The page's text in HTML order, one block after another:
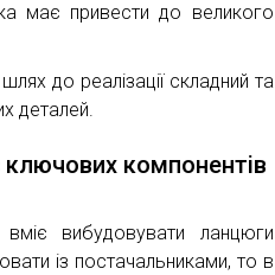
має привести до великого
до реалізації складний та
деталей.
компонентів
вибудовувати ланцюги
із постачальниками, то в